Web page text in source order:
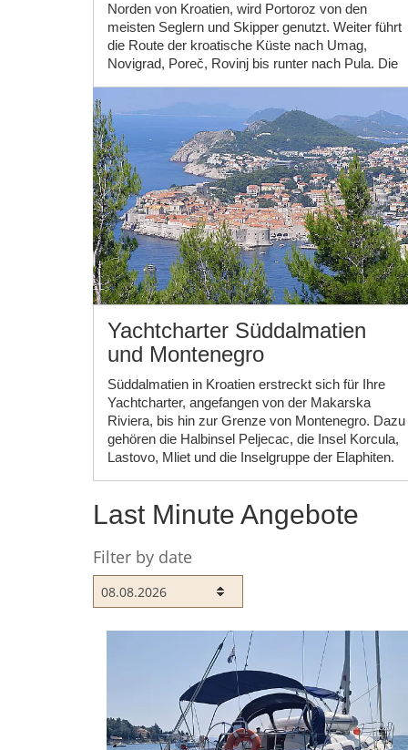
Norden von Kroatien, wird Portoroz von den
meisten Seglern und Skipper genutzt. Weiter führt
die Route der kroatische Küste nach Umag,
Novigrad, Poreč, Rovinj bis runter nach Pula. Die
Dalmatien. In ihr befinden sich die vier großen
Inseln: Krk, Rab, Cres und Losinj. Des weiterem
gibt es noch einige kleinere zum Teil unbewohnte
Eilande.
Yachtcharter Süddalmatien
und Montenegro
Süddalmatien in Kroatien erstreckt sich für Ihre
Yachtcharter, angefangen von der Makarska
Riviera, bis hin zur Grenze von Montenegro. Dazu
gehören die Halbinsel Peljecac, die Insel Korcula,
Lastovo, Mliet und die Inselgruppe der Elaphiten.
ein idealer Ort um Yachten günstig zu mieten.
Last Minute Angebote
Filter by date